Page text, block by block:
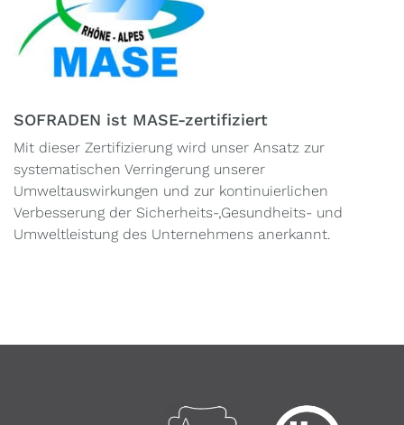
SOFRADEN ist MASE-zertifiziert
Mit dieser Zertifizierung wird unser Ansatz zur
systematischen Verringerung unserer
Umweltauswirkungen und zur kontinuierlichen
Verbesserung der Sicherheits-,Gesundheits- und
Umweltleistung des Unternehmens anerkannt.